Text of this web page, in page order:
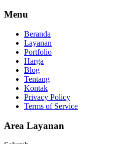
Menu
Beranda
Layanan
Portfolio
Harga
Blog
Tentang
Kontak
Privacy Policy
Terms of Service
Area Layanan